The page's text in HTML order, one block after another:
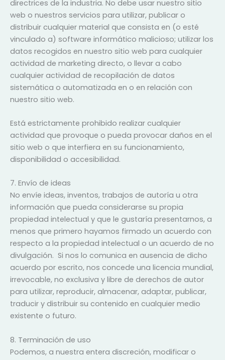
directrices de la industria. No debe usar nuestro sitio
web o nuestros servicios para utilizar, publicar o
distribuir cualquier material que consista en (o esté
vinculado a) software informático malicioso; utilizar los
datos recogidos en nuestro sitio web para cualquier
actividad de marketing directo, o llevar a cabo
cualquier actividad de recopilación de datos
sistemática o automatizada en o en relación con
nuestro sitio web.
Está estrictamente prohibido realizar cualquier
actividad que provoque o pueda provocar daños en el
sitio web o que interfiera en su funcionamiento,
disponibilidad o accesibilidad.
7. Envío de ideas
No envíe ideas, inventos, trabajos de autoría u otra
información que pueda considerarse su propia
propiedad intelectual y que le gustaría presentarnos, a
menos que primero hayamos firmado un acuerdo con
respecto a la propiedad intelectual o un acuerdo de no
divulgación. Si nos lo comunica en ausencia de dicho
acuerdo por escrito, nos concede una licencia mundial,
irrevocable, no exclusiva y libre de derechos de autor
para utilizar, reproducir, almacenar, adaptar, publicar,
traducir y distribuir su contenido en cualquier medio
existente o futuro.
8. Terminación de uso
Podemos, a nuestra entera discreción, modificar o